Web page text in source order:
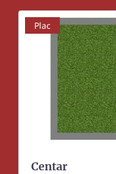
Plac
Centar